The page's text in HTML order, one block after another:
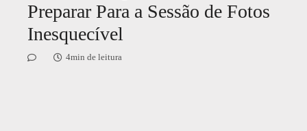
Preparar Para a Sessão de Fotos
Inesquecível
4min de leitura